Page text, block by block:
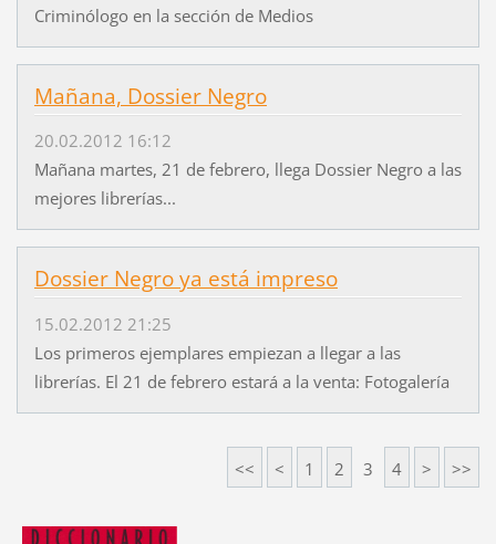
Criminólogo en la sección de Medios
Mañana, Dossier Negro
20.02.2012 16:12
Mañana martes, 21 de febrero, llega Dossier Negro a las
mejores librerías...
Dossier Negro ya está impreso
15.02.2012 21:25
Los primeros ejemplares empiezan a llegar a las
librerías. El 21 de febrero estará a la venta: Fotogalería
<< < 1 2 3 4 > >>